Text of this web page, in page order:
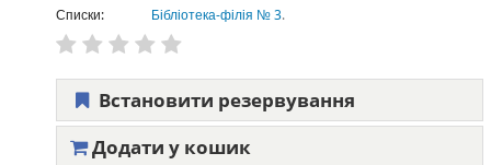
Списки:
Бібліотека-філія № 3.
Встановити резервування
Додати у кошик